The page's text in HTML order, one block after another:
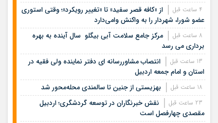
از «کافه قصر سفید» تا «تغییر رویکرد»؛ وقتی استوری
عضو شورا، شهردار را به واکنش وامی‌دارد
مرکز جامع سلامت آبی بیگلو سال آینده به بهره
برداری می رسد
انتصاب مشاوررسانه ای دفتر نماینده ولی فقیه در
استان و امام جمعه اردبیل
بهزیستی از جنین تا سالمندی محله‌محور شد
نقش خبرنگاران در توسعه گردشگری؛ اردبیل
مقصدی چهارفصل است